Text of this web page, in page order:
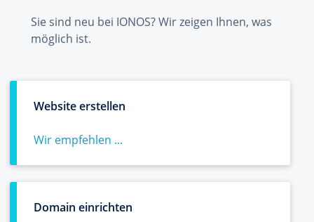
Sie sind neu bei IONOS? Wir zeigen Ihnen, was
möglich ist.
Website erstellen
Wir empfehlen ...
Domain einrichten